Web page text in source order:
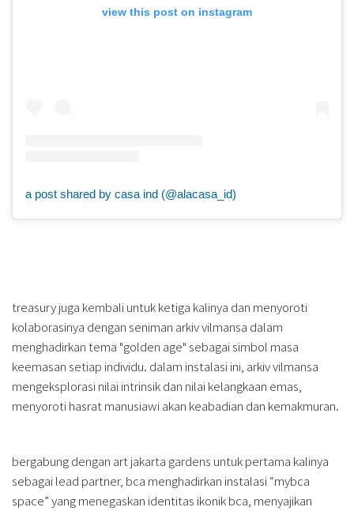
view this post on instagram
a post shared by casa ind (@alacasa_id)
treasury juga kembali untuk ketiga kalinya dan menyoroti
kolaborasinya dengan seniman arkiv vilmansa dalam
menghadirkan tema "golden age" sebagai simbol masa
keemasan setiap individu. dalam instalasi ini, arkiv vilmansa
mengeksplorasi nilai intrinsik dan nilai kelangkaan emas,
menyoroti hasrat manusiawi akan keabadian dan kemakmuran.
bergabung dengan art jakarta gardens untuk pertama kalinya
sebagai lead partner, bca menghadirkan instalasi “mybca
space” yang menegaskan identitas ikonik bca, menyajikan